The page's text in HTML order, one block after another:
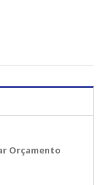
Orçamento